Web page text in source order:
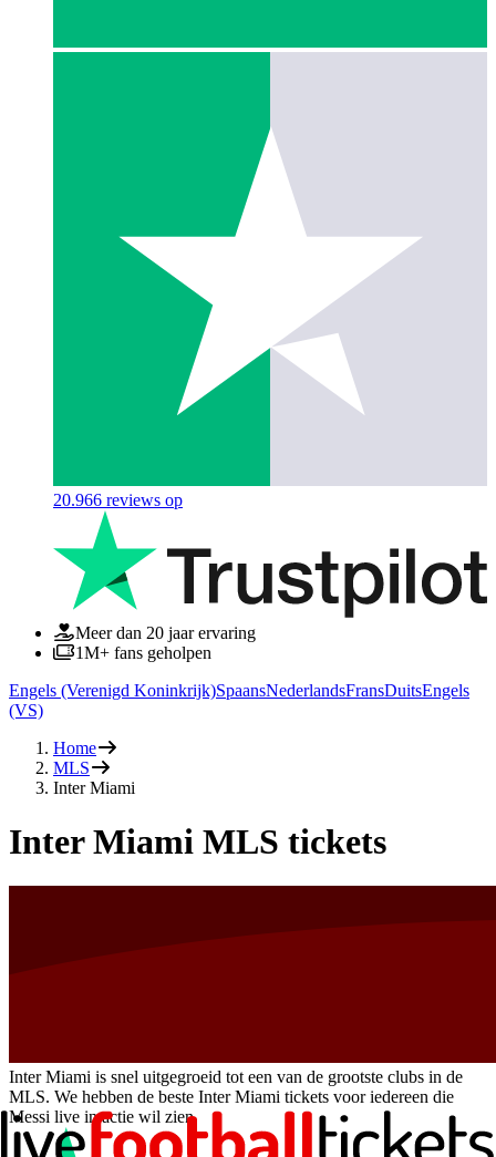
20.966 reviews op
Meer dan 20 jaar ervaring
1M+ fans geholpen
Engels (Verenigd Koninkrijk)SpaansNederlandsFransDuitsEngels
(VS)
Home
MLS
Inter Miami
Inter Miami MLS tickets
Inter Miami is snel uitgegroeid tot een van de grootste clubs in de
MLS. We hebben de beste Inter Miami tickets voor iedereen die
Messi live in actie wil zien.